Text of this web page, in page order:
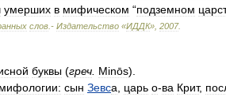
умерших в мифическом “подземном
слов .- Издательство «ИДДК» 2007.
буквы (греч Minōs).
мифологии: сын Зевса царь о-ва Крит,